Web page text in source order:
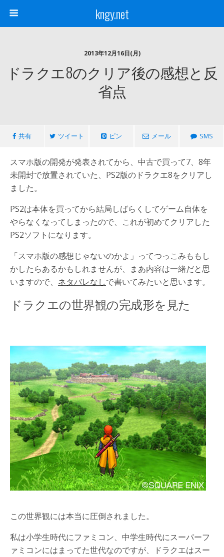
kngy.net
2013年12月16日(月)
ドラクエ8のクリア後の感想と反
省点
共有 ツイート ピン メール SMS
スマホ版の開発が発表されてから、中古で買って7、8年
未開封で放置されていた、PS2版のドラクエ8をクリアし
ました。
PS2は本体を買ってから結局しばらくしてゲーム自体を
やらなくなってしまったので、これが初めてクリアした
PS2ソフトになります。
「スマホ版の感想じゃないのかよ」ってつっこみももし
かしたらあるかもしれませんが、まあ内容は一緒だと思
いますので、 ネタバレなしで書いてみたいと思います。
ドラクエの世界観の完成形を見た
この世界観には本当に圧倒されました。
私は小学生時代にファミコン、中学生時代にスーパーフ
ァミコンにはまってた世代なのですが、ドラクエはスー